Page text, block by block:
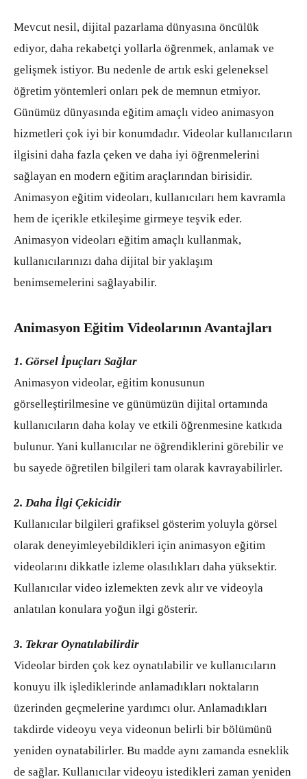
Mevcut nesil, dijital pazarlama dünyasına öncülük
ediyor, daha rekabetçi yollarla öğrenmek, anlamak ve
gelişmek istiyor. Bu nedenle de artık eski geleneksel
öğretim yöntemleri onları pek de memnun etmiyor.
Günümüz dünyasında eğitim amaçlı video animasyon
hizmetleri çok iyi bir konumdadır. Videolar kullanıcıların
ilgisini daha fazla çeken ve daha iyi öğrenmelerini
sağlayan en modern eğitim araçlarından birisidir.
Animasyon eğitim videoları, kullanıcıları hem kavramla
hem de içerikle etkileşime girmeye teşvik eder.
Animasyon videoları eğitim amaçlı kullanmak,
kullanıcılarınızı daha dijital bir yaklaşım
benimsemelerini sağlayabilir.
Animasyon Eğitim Videolarının Avantajları
1. Görsel İpuçları Sağlar
Animasyon videolar, eğitim konusunun
görselleştirilmesine ve günümüzün dijital ortamında
kullanıcıların daha kolay ve etkili öğrenmesine katkıda
bulunur. Yani kullanıcılar ne öğrendiklerini görebilir ve
bu sayede öğretilen bilgileri tam olarak kavrayabilirler.
2. Daha İlgi Çekicidir
Kullanıcılar bilgileri grafiksel gösterim yoluyla görsel
olarak deneyimleyebildikleri için animasyon eğitim
videolarını dikkatle izleme olasılıkları daha yüksektir.
Kullanıcılar video izlemekten zevk alır ve videoyla
anlatılan konulara yoğun ilgi gösterir.
3. Tekrar Oynatılabilirdir
Videolar birden çok kez oynatılabilir ve kullanıcıların
konuyu ilk işlediklerinde anlamadıkları noktaların
üzerinden geçmelerine yardımcı olur. Anlamadıkları
takdirde videoyu veya videonun belirli bir bölümünü
yeniden oynatabilirler. Bu madde aynı zamanda esneklik
de sağlar. Kullanıcılar videoyu istedikleri zaman yeniden